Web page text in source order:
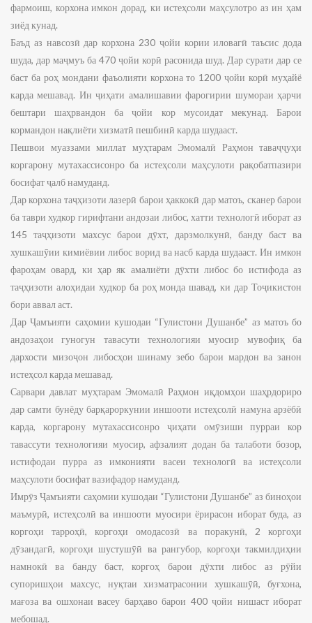
фармоиш, корхона имкон дорад, ки истеҳсоли маҳсулотро аз ин ҳам
зиёд кунад.
Баъд аз навсозӣ дар корхона 230 ҷойи кории иловагӣ таъсис дода
шуда, дар маҷмуъ ба 470 ҷойи корӣ расонида шуд. Дар сурати дар се
баст ба роҳ мондани фаъолияти корхона то 1200 ҷойи корӣ муҳайё
карда мешавад. Ин ҷиҳати амалишавии фарогирии шумораи ҳарчи
бештари шаҳрвандон ба ҷойи кор мусоидат мекунад. Барои
кормандон нақлиёти хизматӣ пешбинӣ карда шудааст.
Пешвои муаззами миллат муҳтарам Эмомалӣ Раҳмон таваҷҷуҳи
коргарону мутахассисонро ба истеҳсоли маҳсулоти рақобатпазири
босифат ҷалб намуданд.
Дар корхона таҷҳизоти лазерӣ барои ҳаккокӣ дар матоъ, сканер барои
ба таври худкор гирифтани андозаи либос, хатти технологӣ иборат аз
145 таҷҳизоти махсус барои дӯхт, дарзмолкунӣ, банду баст ва
хушкашӯии кимиёвии либос ворид ва насб карда шудааст. Ин имкон
фароҳам овард, ки ҳар як амалиёти дӯхти либос бо истифода аз
таҷҳизоти алоҳидаи худкор ба роҳ монда шавад, ки дар Тоҷикистон
бори аввал аст.
Дар Ҷамъияти саҳомии кушодаи “Гулистони Душанбе” аз матоъ бо
андозаҳои гуногун тавасути технологияи муосир мувофиқ ба
дархости мизоҷон либосҳои шинаму зебо барои мардон ва занон
истеҳсол карда мешавад.
Сарвари давлат муҳтарам Эмомалӣ Раҳмон иқдомҳои шаҳрдориро
дар самти бунёду барқароркунии иншооти истеҳсолӣ намуна арзёбӣ
карда, коргарону мутахассисонро ҷиҳати омӯзиши пурраи кор
тавассути технологияи муосир, афзалият додан ба талаботи бозор,
истифодаи пурра аз имконияти васеи технологӣ ва истеҳсоли
маҳсулоти босифат вазифадор намуданд.
Имрӯз Ҷамъияти саҳомии кушодаи “Гулистони Душанбе” аз биноҳои
маъмурӣ, истеҳсолӣ ва иншооти муосири ёрирасон иборат буда, аз
коргоҳи тарроҳӣ, коргоҳи омодасозӣ ва поракунӣ, 2 коргоҳи
дӯзандагӣ, коргоҳи шустушӯӣ ва рангубор, коргоҳи такмилдиҳии
намнокӣ ва банду баст, коргоҳ барои дӯхти либос аз рӯйи
супоришҳои махсус, нуқтаи хизматрасонии хушкашӯӣ, буғхона,
мағоза ва ошхонаи васеу барҳаво барои 400 ҷойи нишаст иборат
мебошад.